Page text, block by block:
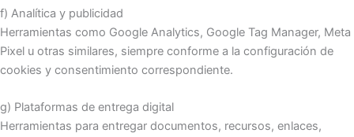
f) Analítica y publicidad
Herramientas como Google Analytics, Google Tag Manager, Meta
Pixel u otras similares, siempre conforme a la configuración de
cookies y consentimiento correspondiente.
g) Plataformas de entrega digital
Herramientas para entregar documentos, recursos, enlaces,